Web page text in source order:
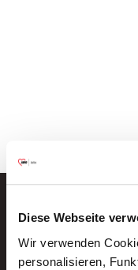
Diese Webseite
Wir verwenden
personalisieren,
Neue